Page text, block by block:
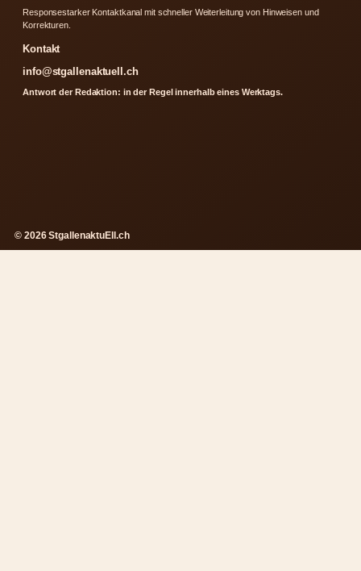
Responsestarker Kontaktkanal mit schneller Weiterleitung von Hinweisen und
Korrekturen.
Kontakt
info@stgallenaktuell.ch
Antwort der Redaktion: in der Regel innerhalb eines Werktags.
© 2026 StgallenaktuEll.ch